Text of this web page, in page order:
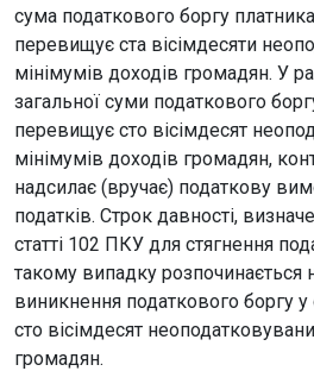
сума податкового боргу
перевищує ста вісімдесяти
мінімумів доходів громадян. У
загальної суми податкового
перевищує сто вісімдесят
мінімумів доходів громадян,
надсилає (вручає) податкову
податків. Строк давності,
статті 102 ПКУ для стягнення
такому випадку розпочинається
виникнення податкового боргу
сто вісімдесят
громадян.